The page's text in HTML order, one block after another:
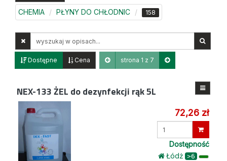
CHEMIA PŁYNY DO CHŁODNIC 158
opisach
Dostępne Cena strona 1 z 7
NEX-133ŻEL do dezynfekcji rąk 5L
72,26 zł
Dostępność
Łódż >6